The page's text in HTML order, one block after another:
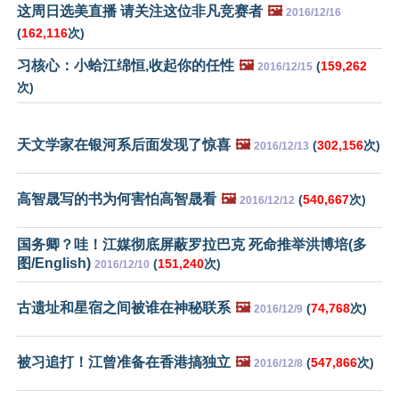
这周日选美直播 请关注这位非凡竞赛者 🖼️ 2016/12/16
(162,116次)
习核心：小蛤江绵恒,收起你的任性 🖼️ 2016/12/15 (159,262
次)
天文学家在银河系后面发现了惊喜 🖼️ 2016/12/13 (302,156次)
高智晟写的书为何害怕高智晟看 🖼️ 2016/12/12 (540,667次)
国务卿？哇！江媒彻底屏蔽罗拉巴克 死命推举洪博培(多
图/English) 2016/12/10 (151,240次)
古遗址和星宿之间被谁在神秘联系 🖼️ 2016/12/9 (74,768次)
被习追打！江曾准备在香港搞独立 🖼️ 2016/12/8 (547,866次)